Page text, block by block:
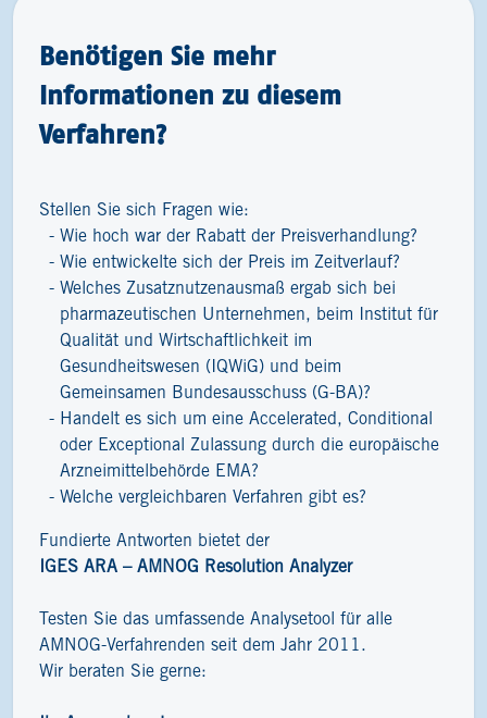
Benötigen Sie mehr
Informationen zu diesem
Verfahren?
Stellen Sie sich Fragen wie:
Wie hoch war der Rabatt der Preisverhandlung?
Wie entwickelte sich der Preis im Zeitverlauf?
Welches Zusatznutzenausmaß ergab sich bei
pharmazeutischen Unternehmen, beim Institut für
Qualität und Wirtschaftlichkeit im
Gesundheitswesen (IQWiG) und beim
Gemeinsamen Bundesausschuss (G-BA)?
Handelt es sich um eine Accelerated, Conditional
oder Exceptional Zulassung durch die europäische
Arzneimittelbehörde EMA?
Welche vergleichbaren Verfahren gibt es?
Fundierte Antworten bietet der
IGES ARA – AMNOG Resolution Analyzer
Testen Sie das umfassende Analysetool für alle
AMNOG-Verfahrenden seit dem Jahr 2011.
Wir beraten Sie gerne: